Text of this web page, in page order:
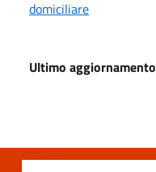
domiciliare
Ultimo aggiornamento